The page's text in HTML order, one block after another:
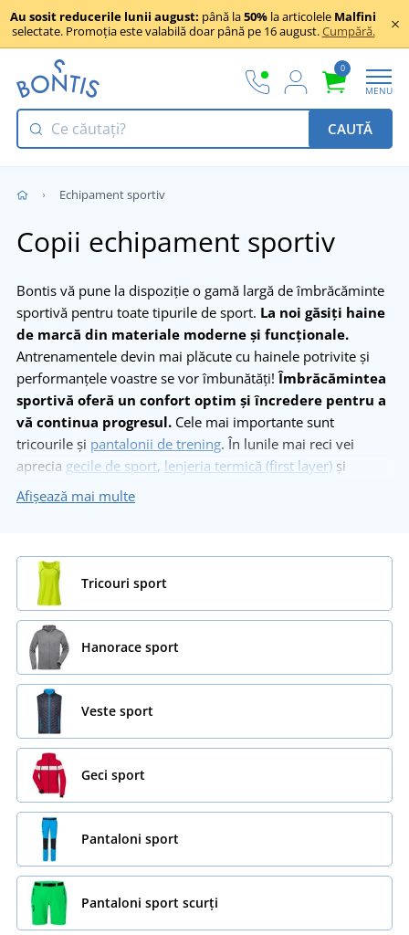
Au sosit reducerile lunii august: până la50% la articolele Malfini
selectate. Promoția este valabilă doar până pe 16 august.Cumpără.
0
MENU
CAUTĂ
Echipament sportiv
Copii echipament sportiv
Bontis vă pune la dispoziție o gamă largă de îmbrăcăminte
sportivă pentru toate tipurile de sport. La noi găsiți haine
de marcă din materiale moderne și funcționale.
Antrenamentele devin mai plăcute cu hainele potrivite și
performanțele voastre se vor îmbunătăți!Îmbrăcămintea
sportivă oferă un confort optim și încredere pentru a
vă continua progresul. Cele mai importante sunt
tricourile și pantalonii de trening. În lunile mai reci vei
aprecia gecile de sport, lenjeria termică (first layer) și
mănușile
. La noi găsești inclusiv
alergare. Să nu uităm de
Afișează mai multe
Tricouri sport
Hanorace sport
Veste sport
Geci sport
Pantaloni sport
Pantaloni sport scurți